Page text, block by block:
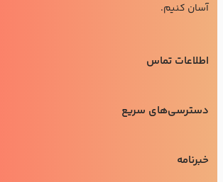
آسان کنیم.
اطلاعات تماس
دسترسی‌های سریع
خبرنامه